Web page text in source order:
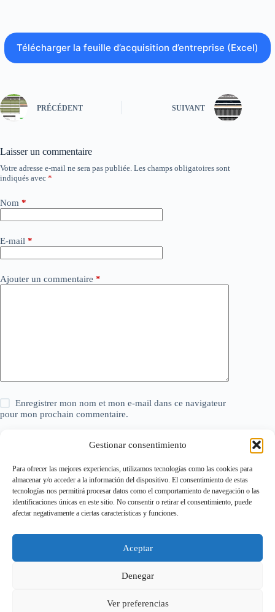
Gestionar consentimiento
Para ofrecer las mejores experiencias, utilizamos tecnologías como las cookies para
almacenar y/o acceder a la información del dispositivo. El consentimiento de estas
tecnologías nos permitirá procesar datos como el comportamiento de navegación o las
identificaciones únicas en este sitio. No consentir o retirar el consentimiento, puede
afectar negativamente a ciertas características y funciones.
Aceptar
Denegar
Ver preferencias
Télécharger la feuille d’acquisition d’entreprise (Excel)
PRÉCÉDENT SUIVANT
Laisser un commentaire
Votre adresse e-mail ne sera pas publiée. Les champs obligatoires sont
indiqués avec *
Nom *
E-mail *
Ajouter un commentaire *
Enregistrer mon nom et mon e-mail dans ce navigateur
pour mon prochain commentaire.
Laisser un commentaire
Politique relative aux cookies
Politique de confidentialité
Conditions Générales d’Utilisation (CGU)
À propos de nous
FAQ – Foire aux questions